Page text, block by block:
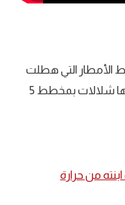
التي هطلت
على مكة المكرمة عصر اليوم ونتج عنها شلالات بمخطط 5
من حرارة